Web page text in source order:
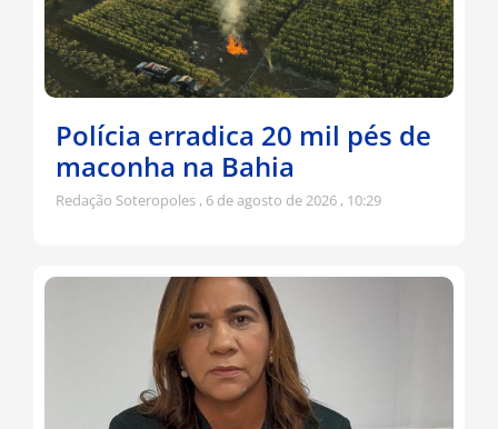
Polícia erradica 20 mil pés de
maconha na Bahia
Redação Soteropoles 6 de agosto de 2026 10:29